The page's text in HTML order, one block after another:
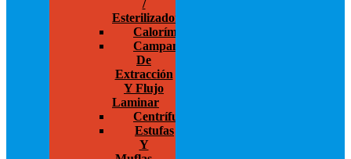
/
Esterilizadores
Calorímetros
Campanas
De
Extracción
Y Flujo
Laminar
Centrífugas
Estufas
Y